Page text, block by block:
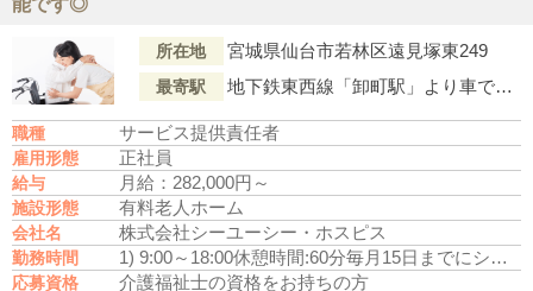
能です◎
所在地 宮城県仙台市若林区遠見塚東249
最寄駅 地下鉄東西線「卸町駅」より車で8分
職種 サービス提供責任者
雇用形態 正社員
給与 月給：282,000円～
施設形態 有料老人ホーム
会社名 株式会社シーユーシー・ホスピス
勤務時間 1) 9:00～18:00休憩時間:60分毎月15日までにシフト希望を出して
応募資格 介護福祉士の資格をお持ちの方